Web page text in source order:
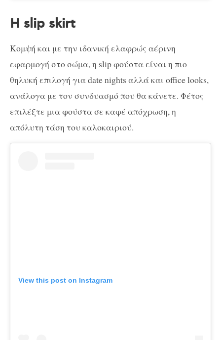
Η slip skirt
Κομψή και με την ιδανική ελαφρώς αέρινη
εφαρμογή στο σώμα, η slip φούστα είναι η πιο
θηλυκή επιλογή για date nights αλλά και office looks,
ανάλογα με τον συνδυασμό που θα κάνετε. Φέτος
επιλέξτε μια φούστα σε καφέ απόχρωση, η
απόλυτη τάση του καλοκαιριού.
View this post on Instagram